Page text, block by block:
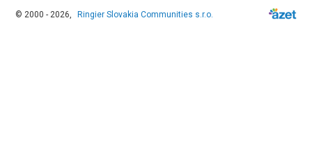
© 2000 - 2026, Ringier Slovakia Communities s.r.o.